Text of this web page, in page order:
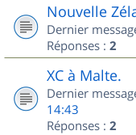
Nouvelle
Dernier
Réponses : 2
XC à Malte.
Dernier
14:43
Réponses : 2